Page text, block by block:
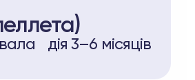
дія 3–6 місяців